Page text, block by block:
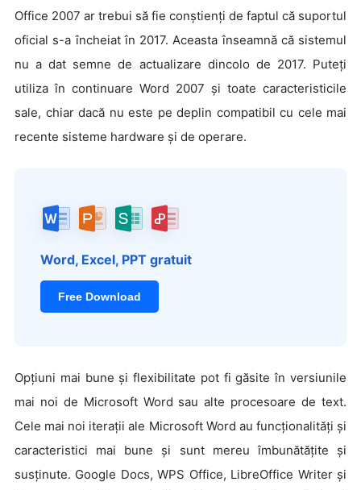
Office 2007 ar trebui să fie conștienți de faptul că suportul
oficial s-a încheiat în 2017. Aceasta înseamnă că sistemul
nu a dat semne de actualizare dincolo de 2017. Puteți
utiliza în continuare Word 2007 și toate caracteristicile
sale, chiar dacă nu este pe deplin compatibil cu cele mai
recente sisteme hardware și de operare.
Word, Excel, PPT gratuit
Free Download
Opțiuni mai bune și flexibilitate pot fi găsite în versiunile
mai noi de Microsoft Word sau alte procesoare de text.
Cele mai noi iterații ale Microsoft Word au funcționalități și
caracteristici mai bune și sunt mereu îmbunătățite și
susținute. Google Docs, WPS Office, LibreOffice Writer și